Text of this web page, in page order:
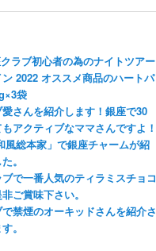
ラブ初心者の為のナイトツアー
2022 オススメ商品のハートパ
袋
さんを紹介します！銀座で30
アクティブなママさんですよ！
風総本家」で銀座チャームが紹
。
で一番人気のティラミスチョコ
ご賞味下さい。
禁煙のオーキッドさんを紹介さ
。